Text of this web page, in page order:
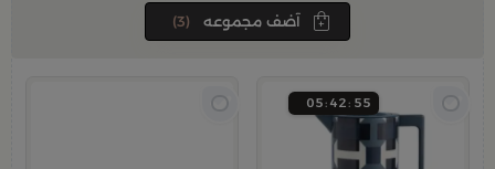
(3)
05 42 53